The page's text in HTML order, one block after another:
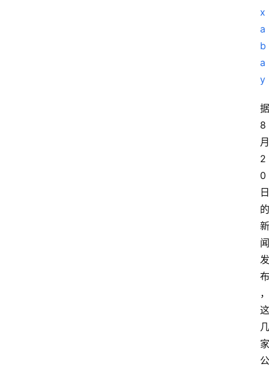
x
a
b
a
y
据
8
月
2
0
日
的
新
闻
发
布
，
这
几
家
公